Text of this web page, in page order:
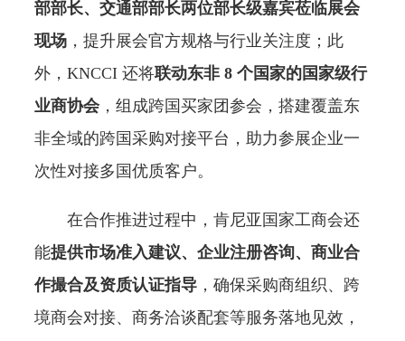
部部长、交通部部长两位部长级嘉宾莅临展会
现场 ，提升展会官方规格与行业关注度；此
外，KNCCI 还将联动东非 8 个国家的国家级行
业商协会，组成跨国买家团参会，搭建覆盖东
非全域的跨国采购对接平台，助力参展企业一
次性对接多国优质客户。
在合作推进过程中，肯尼亚国家工商会还
能提供市场准入建议、企业注册咨询、商业合
作撮合及资质认证指导 ，确保采购商组织、跨
境商会对接、商务洽谈配套等服务落地见效，